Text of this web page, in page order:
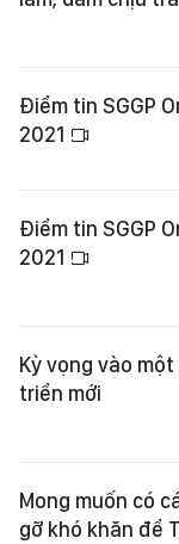
Điểm tin SGGP
2021
Điểm tin SGGP
2021
Kỳ vọng vào
triển mới
Mong muốn có
gỡ khó khăn để